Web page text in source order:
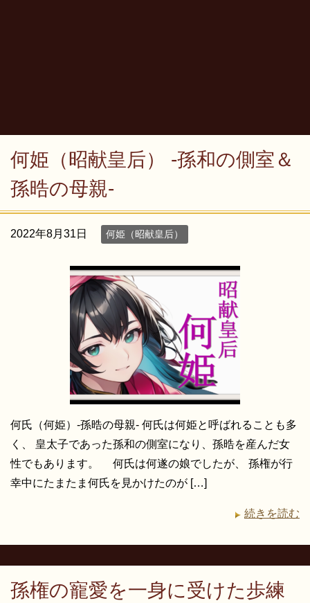
何姫（昭献皇后） -孫和の側室＆
孫晧の母親-
2022年8月31日 何姫（昭献皇后）
何氏（何姫）-孫晧の母親- 何氏は何姫と呼ばれることも多
く、 皇太子であった孫和の側室になり、孫晧を産んだ女
性でもあります。 何氏は何遂の娘でしたが、 孫権が行
幸中にたまたま何氏を見かけたのが […]
続きを読む
孫権の寵愛を一身に受けた歩練